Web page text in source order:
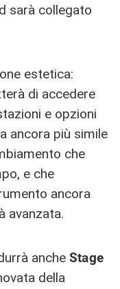
sarà collegato
estetica:
di accedere
e opzioni
ancora più simile
che
e che
ancora
avanzata.
anche Stage
della